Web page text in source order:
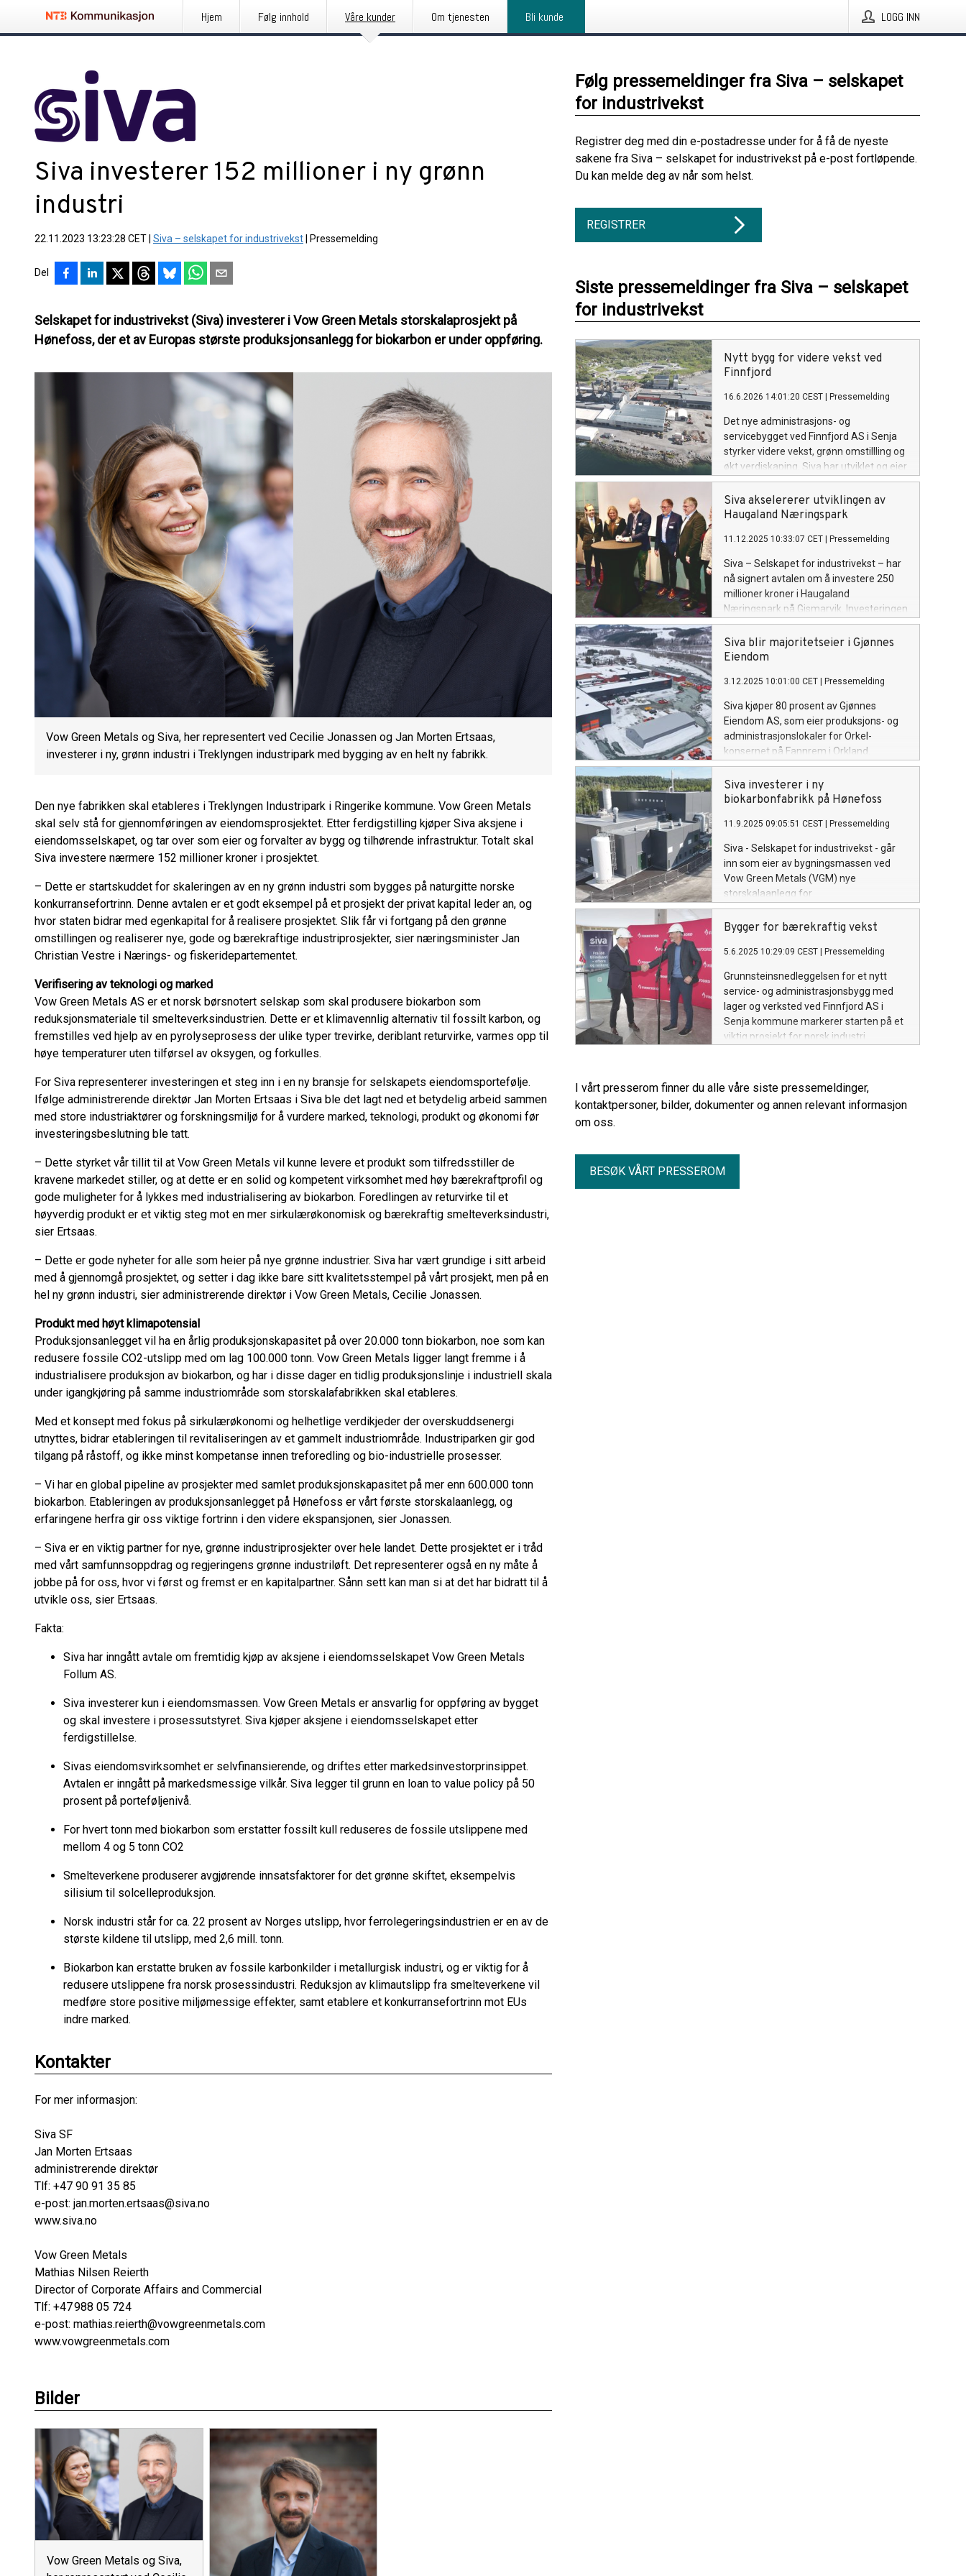
Hjem Følg innhold Våre kunder Om tjenesten Bli kunde LOGG INN
Siva investerer 152 millioner i ny grønn
industri
22.11.2023 13:23:28 CET Siva – selskapet for industrivekst Pressemelding
Del
Selskapet for industrivekst (Siva) investerer i Vow Green Metals storskalaprosjekt på
Hønefoss, der et av Europas største produksjonsanlegg for biokarbon er under oppføring.
Vow Green Metals og Siva, her representert ved Cecilie Jonassen og Jan Morten Ertsaas,
investerer i ny, grønn industri i Treklyngen industripark med bygging av en helt ny fabrikk.
Den nye fabrikken skal etableres i Treklyngen Industripark i Ringerike kommune. Vow Green Metals
skal selv stå for gjennomføringen av eiendomsprosjektet. Etter ferdigstilling kjøper Siva aksjene i
eiendomsselskapet, og tar over som eier og forvalter av bygg og tilhørende infrastruktur. Totalt skal
Siva investere nærmere 152 millioner kroner i prosjektet.
– Dette er startskuddet for skaleringen av en ny grønn industri som bygges på naturgitte norske
konkurransefortrinn. Denne avtalen er et godt eksempel på et prosjekt der privat kapital leder an, og
hvor staten bidrar med egenkapital for å realisere prosjektet. Slik får vi fortgang på den grønne
omstillingen og realiserer nye, gode og bærekraftige industriprosjekter, sier næringsminister Jan
Christian Vestre i Nærings- og fiskeridepartementet.
Verifisering av teknologi og marked
Vow Green Metals AS er et norsk børsnotert selskap som skal produsere biokarbon som
reduksjonsmateriale til smelteverksindustrien. Dette er et klimavennlig alternativ til fossilt karbon, og
fremstilles ved hjelp av en pyrolyseprosess der ulike typer trevirke, deriblant returvirke, varmes opp til
høye temperaturer uten tilførsel av oksygen, og forkulles.
For Siva representerer investeringen et steg inn i en ny bransje for selskapets eiendomsportefølje.
Ifølge administrerende direktør Jan Morten Ertsaas i Siva ble det lagt ned et betydelig arbeid sammen
med store industriaktører og forskningsmiljø for å vurdere marked, teknologi, produkt og økonomi før
investeringsbeslutning ble tatt.
– Dette styrket vår tillit til at Vow Green Metals vil kunne levere et produkt som tilfredsstiller de
kravene markedet stiller, og at dette er en solid og kompetent virksomhet med høy bærekraftprofil og
gode muligheter for å lykkes med industrialisering av biokarbon. Foredlingen av returvirke til et
høyverdig produkt er et viktig steg mot en mer sirkulærøkonomisk og bærekraftig smelteverksindustri,
sier Ertsaas.
– Dette er gode nyheter for alle som heier på nye grønne industrier. Siva har vært grundige i sitt arbeid
med å gjennomgå prosjektet, og setter i dag ikke bare sitt kvalitetsstempel på vårt prosjekt, men på en
hel ny grønn industri, sier administrerende direktør i Vow Green Metals, Cecilie Jonassen.
Produkt med høyt klimapotensial
Produksjonsanlegget vil ha en årlig produksjonskapasitet på over 20.000 tonn biokarbon, noe som kan
redusere fossile CO2-utslipp med om lag 100.000 tonn. Vow Green Metals ligger langt fremme i å
industrialisere produksjon av biokarbon, og har i disse dager en tidlig produksjonslinje i industriell skala
under igangkjøring på samme industriområde som storskalafabrikken skal etableres.
Med et konsept med fokus på sirkulærøkonomi og helhetlige verdikjeder der overskuddsenergi
utnyttes, bidrar etableringen til revitaliseringen av et gammelt industriområde. Industriparken gir god
tilgang på råstoff, og ikke minst kompetanse innen treforedling og bio-industrielle prosesser.
– Vi har en global pipeline av prosjekter med samlet produksjonskapasitet på mer enn 600.000 tonn
biokarbon. Etableringen av produksjonsanlegget på Hønefoss er vårt første storskalaanlegg, og
erfaringene herfra gir oss viktige fortrinn i den videre ekspansjonen, sier Jonassen.
– Siva er en viktig partner for nye, grønne industriprosjekter over hele landet. Dette prosjektet er i tråd
med vårt samfunnsoppdrag og regjeringens grønne industriløft. Det representerer også en ny måte å
jobbe på for oss, hvor vi først og fremst er en kapitalpartner. Sånn sett kan man si at det har bidratt til å
utvikle oss, sier Ertsaas.
Fakta:
Siva har inngått avtale om fremtidig kjøp av aksjene i eiendomsselskapet Vow Green Metals
Follum AS.
Siva investerer kun i eiendomsmassen. Vow Green Metals er ansvarlig for oppføring av bygget
og skal investere i prosessutstyret. Siva kjøper aksjene i eiendomsselskapet etter
ferdigstillelse.
Sivas eiendomsvirksomhet er selvfinansierende, og driftes etter markedsinvestorprinsippet.
Avtalen er inngått på markedsmessige vilkår. Siva legger til grunn en loan to value policy på 50
prosent på porteføljenivå.
For hvert tonn med biokarbon som erstatter fossilt kull reduseres de fossile utslippene med
mellom 4 og 5 tonn CO2
Smelteverkene produserer avgjørende innsatsfaktorer for det grønne skiftet, eksempelvis
silisium til solcelleproduksjon.
Norsk industri står for ca. 22 prosent av Norges utslipp, hvor ferrolegeringsindustrien er en av de
største kildene til utslipp, med 2,6 mill. tonn.
Biokarbon kan erstatte bruken av fossile karbonkilder i metallurgisk industri, og er viktig for å
redusere utslippene fra norsk prosessindustri. Reduksjon av klimautslipp fra smelteverkene vil
medføre store positive miljømessige effekter, samt etablere et konkurransefortrinn mot EUs
indre marked.
Kontakter
For mer informasjon:
Siva SF
Jan Morten Ertsaas
administrerende direktør
Tlf: +47 90 91 35 85
e-post: jan.morten.ertsaas@siva.no
www.siva.no
Vow Green Metals
Mathias Nilsen Reierth
Director of Corporate Affairs and Commercial
Tlf: +47 988 05 724
e-post: mathias.reierth@vowgreenmetals.com
www.vowgreenmetals.com
Bilder
Vow Green Metals og Siva,
Følg pressemeldinger fra Siva – selskapet
for industrivekst
Registrer deg med din e-postadresse under for å få de nyeste
sakene fra Siva – selskapet for industrivekst på e-post fortløpende.
Du kan melde deg av når som helst.
REGISTRER
Siste pressemeldinger fra Siva – selskapet
for industrivekst
Nytt bygg for videre vekst ved
Finnfjord
16.6.2026 14:01:20 CEST Pressemelding
Det nye administrasjons- og
servicebygget ved Finnfjord AS i Senja
styrker videre vekst, grønn omstillling og
økt verdiskaping. Siva har utviklet og eier
bygget, slik at Finnfjord kan prioritere
investeringer i teknologiutvikling,
produksjon og industriell oppskalering.
Siva akselererer utviklingen av
Haugaland Næringspark
11.12.2025 10:33:07 CET Pressemelding
Siva – Selskapet for industrivekst – har
nå signert avtalen om å investere 250
millioner kroner i Haugaland
Næringspark på Gismarvik. Investeringen
skal sikre raskere klargjøring av tomter
og industriell infrastruktur, og dermed
senke terskelen for
Siva blir majoritetseier i Gjønnes
Eiendom
3.12.2025 10:01:00 CET Pressemelding
Siva kjøper 80 prosent av Gjønnes
Eiendom AS, som eier produksjons- og
administrasjonslokaler for Orkel-
konsernet på Fannrem i Orkland.
Siva investerer i ny
biokarbonfabrikk på Hønefoss
11.9.2025 09:05:51 CEST Pressemelding
Siva - Selskapet for industrivekst - går
inn som eier av bygningsmassen ved
Vow Green Metals (VGM) nye
storskalaanlegg for
biokarbonproduksjon i Treklyngen
Industripark på Hønefoss. Anlegget blir
bidra til å redusere fossile utslipp med
Bygger for bærekraftig vekst
5.6.2025 10:29:09 CEST Pressemelding
Grunnsteinsnedleggelsen for et nytt
service- og administrasjonsbygg med
lager og verksted ved Finnfjord AS i
Senja kommune markerer starten på et
viktig prosjekt for norsk industri.
I vårt presserom finner du alle våre siste pressemeldinger,
kontaktpersoner, bilder, dokumenter og annen relevant informasjon
om oss.
BESØK VÅRT PRESSEROM